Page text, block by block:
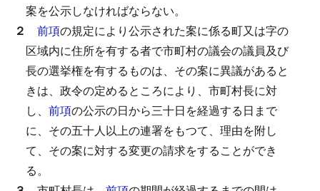
案を公示しなければならない。
２ 前項の規定により公示された案に係る町又は字の
区域内に住所を有する者で市町村の議会の議員及び
長の選挙権を有するものは、その案に異議があると
きは、政令の定めるところにより、市町村長に対
し、 前項の公示の日から三十日を経過する日まで
に、その五十人以上の連署をもつて、理由を附し
て、その案に対する変更の請求をすることができ
る。